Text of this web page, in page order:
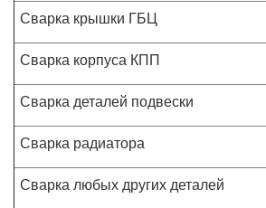
Сварка крышки ГБЦ
Сварка корпуса КПП
Сварка деталей подвески
Сварка радиатора
Сварка любых других деталей